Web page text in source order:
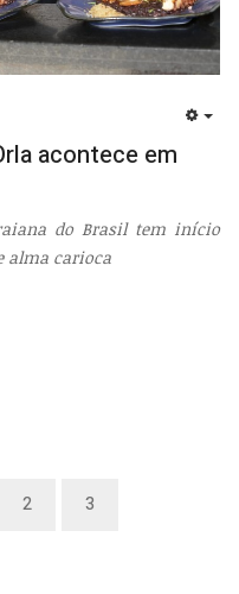
acontece em
do Brasil tem início
alma carioca
2 3